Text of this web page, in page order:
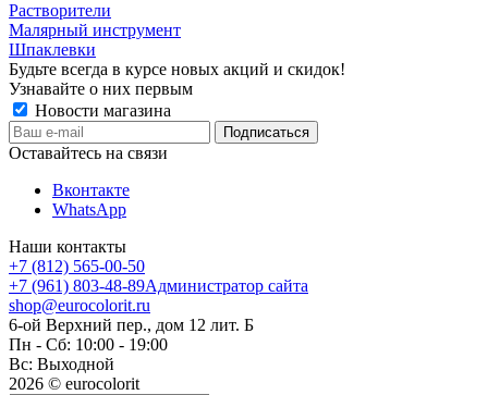
Растворители
Малярный инструмент
Шпаклевки
Будьте всегда в курсе новых акций и скидок!
Узнавайте о них первым
Новости магазина
Оставайтесь на связи
Вконтакте
WhatsApp
Наши контакты
+7 (812) 565-00-50
+7 (961) 803-48-89Администратор сайта
shop@eurocolorit.ru
6-ой Верхний пер., дом 12 лит. Б
Пн - Сб: 10:00 - 19:00
Вс: Выходной
2026 © eurocolorit